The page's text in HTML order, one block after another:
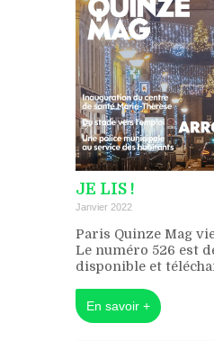
JE LIS !
Janvier 2022
Paris Quinze Mag
Le numéro 526 est
disponible et
En savoir +